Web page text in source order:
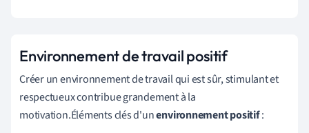
Environnement de travail positif
Créer un environnement de travail qui est sûr, stimulant et
respectueux contribue grandement à la
motivation.Éléments clés d'unenvironnement positif: